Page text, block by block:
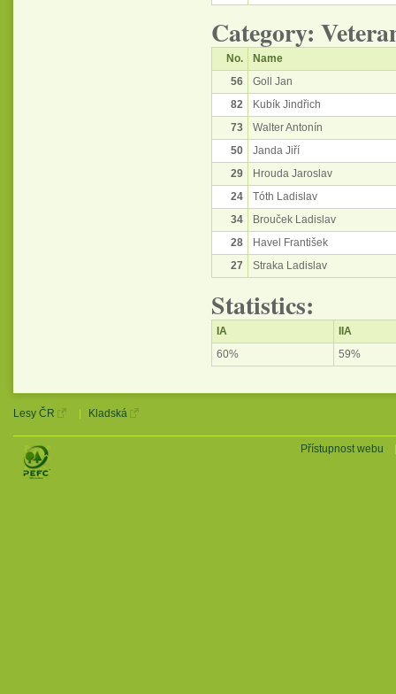
Category:
No.
Name
56
Goll Jan
82
Kubík Jindřich
73
Walter Antonín
50
Janda Jiří
29
Hrouda Jaroslav
24
Tóth Ladislav
34
Brouček Ladislav
28
Havel František
27
Straka Ladislav
Statistics:
IA
IIA
60%
59%
Lesy ČR Kladská
Přístupnost webu